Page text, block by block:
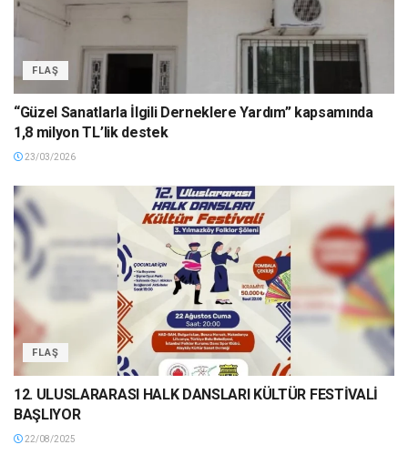
FLAŞ
“Güzel Sanatlarla İlgili Derneklere Yardım” kapsamında
1,8 milyon TL’lik destek
23/03/2026
FLAŞ
12. ULUSLARARASI HALK DANSLARI KÜLTÜR FESTİVALİ
BAŞLIYOR
22/08/2025